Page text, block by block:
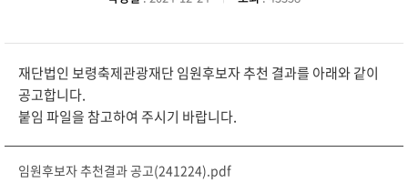
재단법인 보령축제관광재단 임원후보자 추천 결과를 아래와 같이
공고합니다.
붙임 파일을 참고하여 주시기 바랍니다.
임원후보자 추천결과 공고(241224).pdf